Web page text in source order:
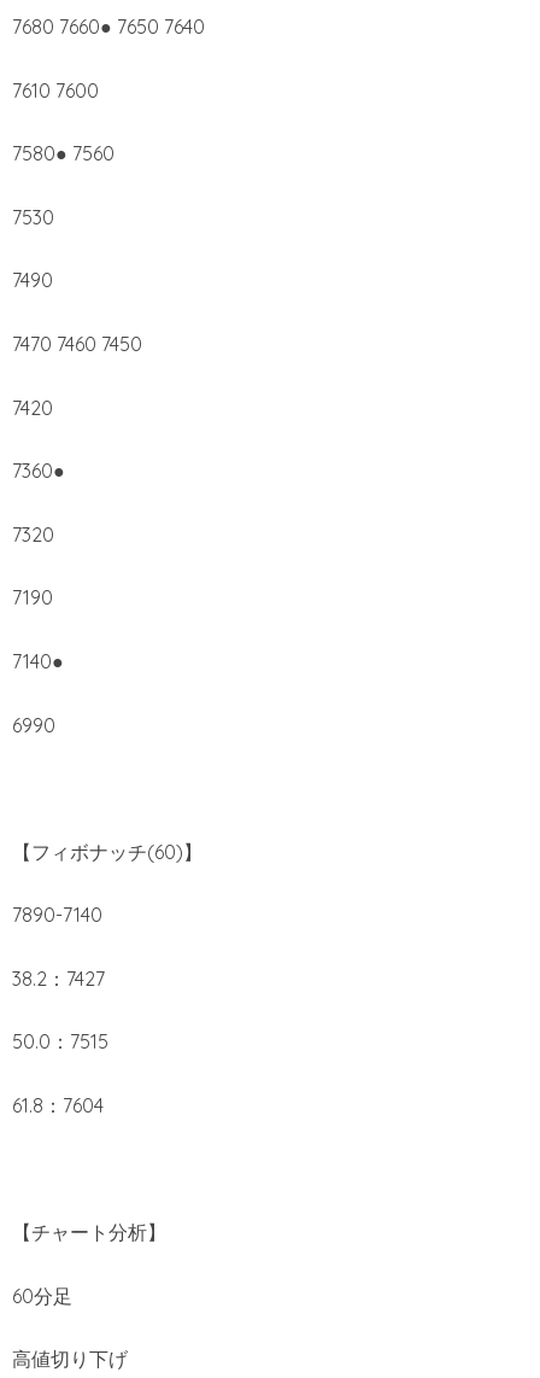
7680 7660● 7650 7640
7610 7600
7580● 7560
7530
7490
7470 7460 7450
7420
7360●
7320
7190
7140●
6990
【フィボナッチ(60)】
7890-7140
38.2：7427
50.0：7515
61.8：7604
【チャート分析】
60分足
高値切り下げ